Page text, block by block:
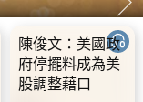
美國政
成為美
口
10.2.1
假期